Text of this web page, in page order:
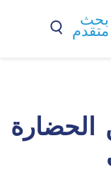
بحث
متقدم
الحضارة